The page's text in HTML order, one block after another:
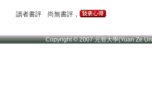
讀者書評 尚無書評，
Copyright © 2007 元智大學(Yuan Ze